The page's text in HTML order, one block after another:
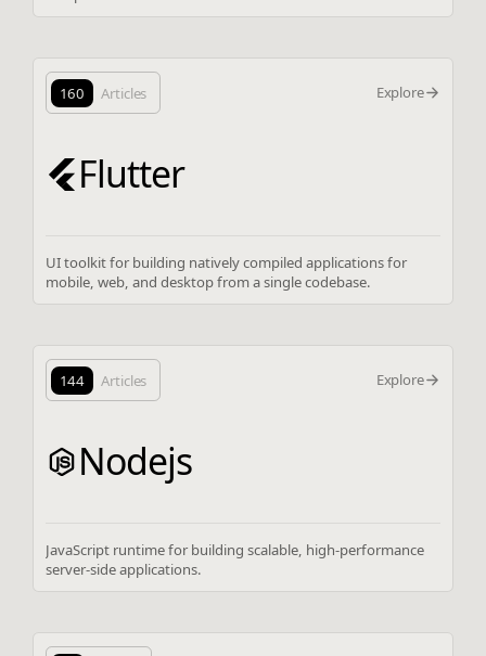
160 Articles Explore
Flutter
UI toolkit for building natively compiled applications for
mobile, web, and desktop from a single codebase.
144 Articles Explore
Nodejs
JavaScript runtime for building scalable, high-performance
server-side applications.